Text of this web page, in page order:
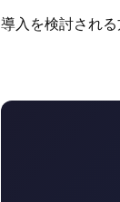
導入を検討され